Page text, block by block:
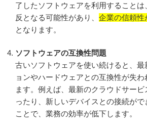
https://msrc.microsoft.com/update-
2025-49678
2025-49680
https://msrc.microsoft.com/update-
2025-49722
https://msrc.microsoft.com/update-
了したソフトウェアを利用すること
反となる可能性があり、 企業の信頼性
となります。
ソフトウェアの互換性問題
古いソフトウェアを使い続けると、最
ョンやハードウェアとの互換性が失わ
ます。例えば、最新のクラウドサー
ったり、新しいデバイスとの接続がで
ことで、業務の効率が低下します。